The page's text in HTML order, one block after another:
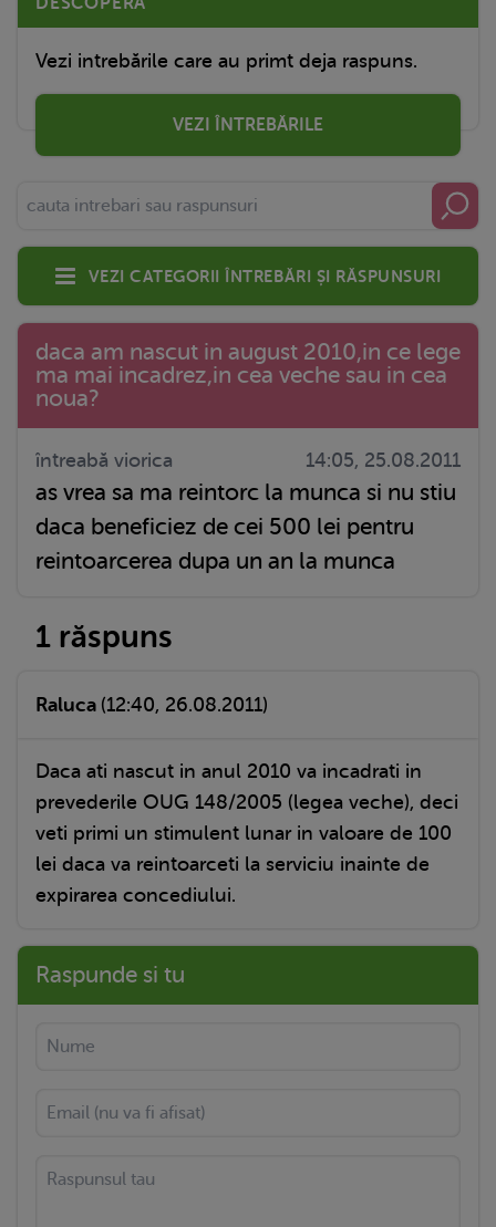
Vezi intrebările care au primt deja raspuns.
VEZI ÎNTREBĂRILE
Vezi categorii întrebări și răspunsuri
daca am nascut in august 2010,in ce lege
ma mai incadrez,in cea veche sau in cea
noua?
întreabă viorica 14:05, 25.08.2011
as vrea sa ma reintorc la munca si nu stiu
daca beneficiez de cei 500 lei pentru
reintoarcerea dupa un an la munca
1 răspuns
Raluca (12:40, 26.08.2011)
Daca ati nascut in anul 2010 va incadrati in
prevederile OUG 148/2005 (legea veche), deci
veti primi un stimulent lunar in valoare de 100
lei daca va reintoarceti la serviciu inainte de
expirarea concediului.
Raspunde si tu